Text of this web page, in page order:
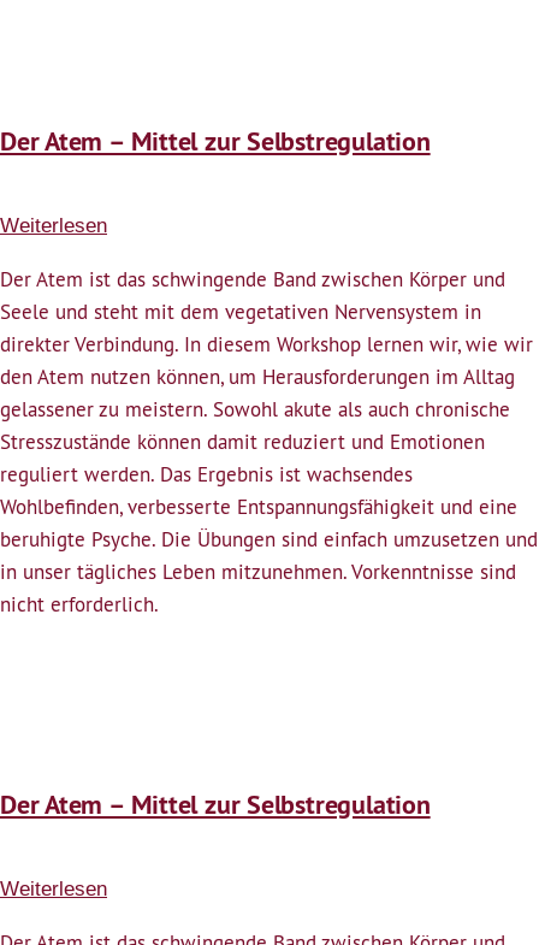
Der Atem – Mittel zur Selbstregulation
Weiterlesen
Atem
–
Mittel
zur
Selbstregulation
Der Atem ist das schwingende Band zwischen Körper und
Seele und steht mit dem vegetativen Nervensystem in
direkter Verbindung. In diesem Workshop lernen wir, wie wir
den Atem nutzen können, um Herausforderungen im Alltag
gelassener zu meistern. Sowohl akute als auch chronische
Stresszustände können damit reduziert und Emotionen
reguliert werden. Das Ergebnis ist wachsendes
Wohlbefinden, verbesserte Entspannungsfähigkeit und eine
beruhigte Psyche. Die Übungen sind einfach umzusetzen und
in unser tägliches Leben mitzunehmen. Vorkenntnisse sind
nicht erforderlich.
Der Atem – Mittel zur Selbstregulation
Weiterlesen